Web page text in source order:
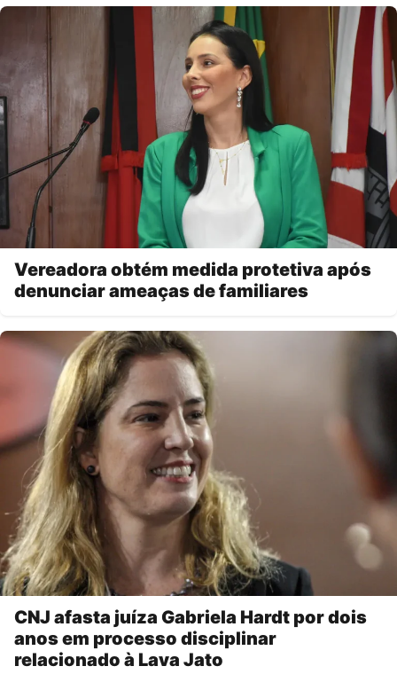
Vereadora obtém medida protetiva após
denunciar ameaças de familiares
CNJ afasta juíza Gabriela Hardt por dois
anos em processo disciplinar
relacionado à Lava Jato